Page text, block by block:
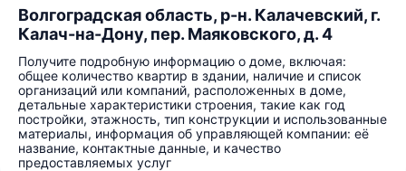
Волгоградская область, р-н. Калачевский, г.
Калач-на-Дону, пер. Маяковского, д. 4
Получите подробную информацию о доме, включая:
общее количество квартир в здании, наличие и список
организаций или компаний, расположенных в доме,
детальные характеристики строения, такие как год
постройки, этажность, тип конструкции и использованные
материалы, информация об управляющей компании: её
название, контактные данные, и качество
предоставляемых услуг